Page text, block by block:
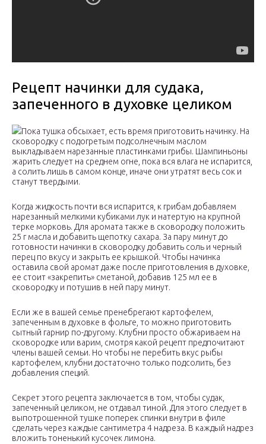
Рецепт начинки для судака,
запеченного в духовке целиком
Пока тушка обсыхает, есть время приготовить начинку. На
сковородку с подогретым подсолнечным маслом
выкладываем нарезанные пластинками грибы. Шампиньоны
жарить следует на среднем огне, пока вся влага не испарится,
а солить лишь в самом конце, иначе они утратят весь сок и
станут твердыми.
Когда жидкость почти вся испарится, к грибам добавляем
нарезанный мелкими кубиками лук и натертую на крупной
терке морковь. Для аромата также в сковородку положить
25 г масла и добавить щепотку сахара. За пару минут до
готовности начинки в сковородку добавить соль и черный
перец по вкусу и закрыть ее крышкой. Чтобы начинка
оставила свой аромат даже после приготовления в духовке,
ее стоит «закрепить» сметаной, добавив 125 мл ее в
сковородку и потушив в ней пару минут.
Если же в вашей семье пренебрегают картофелем,
запеченным в духовке в фольге, то можно приготовить
сытный гарнир по-другому. Клубни просто обжариваем на
сковородке или варим, смотря какой рецепт предпочитают
члены вашей семьи. Но чтобы не перебить вкус рыбы
картофелем, клубни достаточно только подсолить, без
добавления специй.
Секрет этого рецепта заключается в том, чтобы судак,
запеченный целиком, не отдавал тиной. Для этого следует в
выпотрошенной тушке поперек спинки внутри в филе
сделать через каждые сантиметра 4 надреза. В каждый надрез
вложить тоненький кусочек лимона.